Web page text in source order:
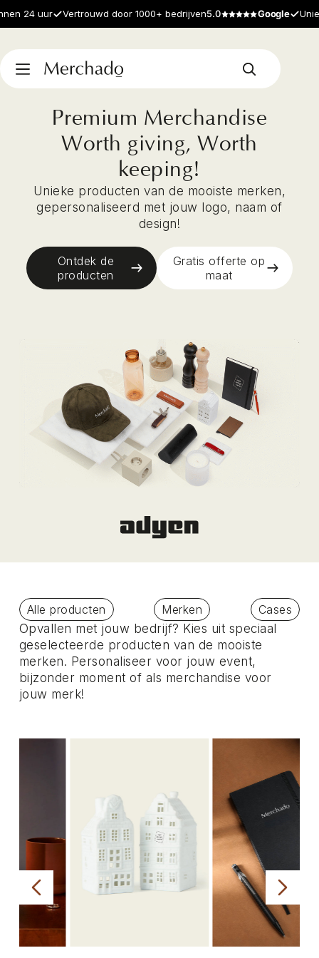
24 uur Vertrouwd door 1000+ bedrijven5.0 Google Unieke
Premium Merchandise
Worth giving, Worth
keeping!
Unieke producten van de mooiste merken,
gepersonaliseerd met jouw logo, naam of
design!
Ontdek de
producten
Gratis offerte op
maat
Alle producten Merken
Cases
Opvallen met jouw bedrijf? Kies uit speciaal
geselecteerde producten van de mooiste
merken. Personaliseer voor jouw event,
bijzonder moment of als merchandise voor
jouw merk!